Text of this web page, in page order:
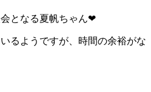
となる夏帆ちゃん❤
るようですが、時間の余裕がな